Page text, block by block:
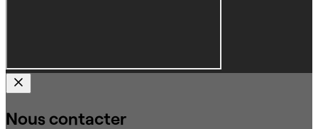
Nous contacter